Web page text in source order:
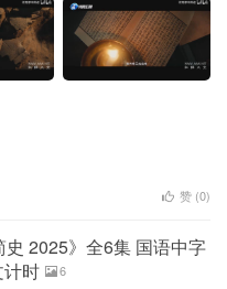
赞 (0)
2025》全6集 国语中字
时
6